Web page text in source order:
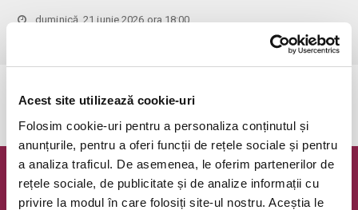
Acest site utilizează cookie-uri
Folosim cookie-uri pentru a personaliza conținutul și
anunțurile, pentru a oferi funcții de rețele sociale și pentru
a analiza traficul. De asemenea, le oferim partenerilor de
rețele sociale, de publicitate și de analize informații cu
privire la modul în care folosiți site-ul nostru. Aceștia le
duminică, 21 iunie 2026 ora 18:00
Evenimentul a expirat.
Newsletter @ Bilete.ro